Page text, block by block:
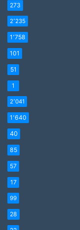
273
2٬235
1٬758
101
51
1
2٬041
1٬640
40
85
57
17
99
28